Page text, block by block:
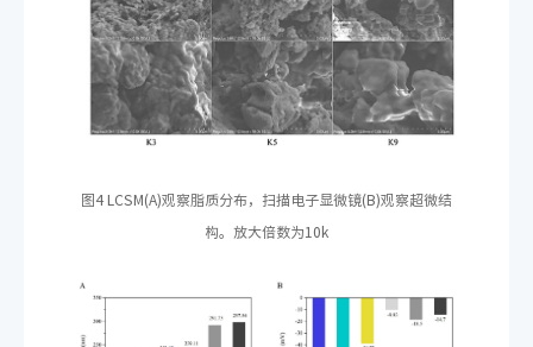
图4 LCSM(A)观察脂质分布，扫描电子显微镜(B)观察超微结
构。放大倍数为10k